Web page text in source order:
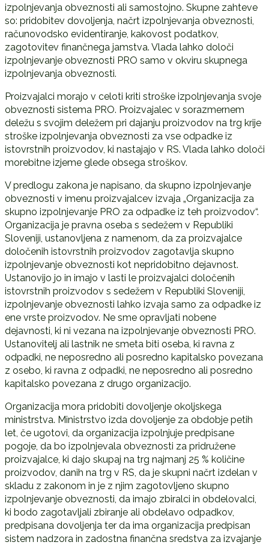
izpolnjevanja obveznosti ali samostojno. Skupne zahteve
so: pridobitev dovoljenja, načrt izpolnjevanja obveznosti,
računovodsko evidentiranje, kakovost podatkov,
zagotovitev finančnega jamstva. Vlada lahko določi
izpolnjevanje obveznosti PRO samo v okviru skupnega
izpolnjevanja obveznosti.
Proizvajalci morajo v celoti kriti stroške izpolnjevanja svoje
obveznosti sistema PRO. Proizvajalec v sorazmernem
deležu s svojim deležem pri dajanju proizvodov na trg krije
stroške izpolnjevanja obveznosti za vse odpadke iz
istovrstnih proizvodov, ki nastajajo v RS. Vlada lahko določi
morebitne izjeme glede obsega stroškov.
V predlogu zakona je napisano, da skupno izpolnjevanje
obveznosti v imenu proizvajalcev izvaja „Organizacija za
skupno izpolnjevanje PRO za odpadke iz teh proizvodov“.
Organizacija je pravna oseba s sedežem v Republiki
Sloveniji, ustanovljena z namenom, da za proizvajalce
določenih istovrstnih proizvodov zagotavlja skupno
izpolnjevanje obveznosti kot nepridobitno dejavnost.
Ustanovijo jo in imajo v lasti le proizvajalci določenih
istovrstnih proizvodov s sedežem v Republiki Sloveniji,
izpolnjevanje obveznosti lahko izvaja samo za odpadke iz
ene vrste proizvodov. Ne sme opravljati nobene
dejavnosti, ki ni vezana na izpolnjevanje obveznosti PRO.
Ustanovitelj ali lastnik ne smeta biti oseba, ki ravna z
odpadki, ne neposredno ali posredno kapitalsko povezana
z osebo, ki ravna z odpadki, ne neposredno ali posredno
kapitalsko povezana z drugo organizacijo.
Organizacija mora pridobiti dovoljenje okoljskega
ministrstva. Ministrstvo izda dovoljenje za obdobje petih
let, če ugotovi, da organizacija izpolnjuje predpisane
pogoje, da bo izpolnjevala obveznosti za pridružene
proizvajalce, ki dajo skupaj na trg najmanj 25 % količine
proizvodov, danih na trg v RS, da je skupni načrt izdelan v
skladu z zakonom in je z njim zagotovljeno skupno
izpolnjevanje obveznosti, da imajo zbiralci in obdelovalci,
ki bodo zagotavljali zbiranje ali obdelavo odpadkov,
predpisana dovoljenja ter da ima organizacija predpisan
sistem nadzora in zadostna finančna sredstva za izvajanje